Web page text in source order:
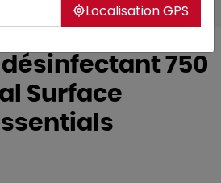
750
Surface
Localisation GPS